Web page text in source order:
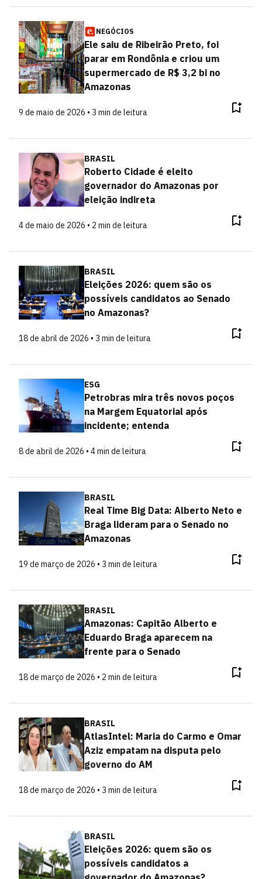
NEGÓCIOS
Ele saiu de Ribeirão Preto, foi
parar em Rondônia e criou um
supermercado de R$ 3,2 bi no
Amazonas
9 de maio de 2026 • 3 min de leitura
BRASIL
Roberto Cidade é eleito
governador do Amazonas por
eleição indireta
4 de maio de 2026 • 2 min de leitura
BRASIL
Eleições 2026: quem são os
possíveis candidatos ao Senado
no Amazonas?
18 de abril de 2026 • 3 min de leitura
ESG
Petrobras mira três novos poços
na Margem Equatorial após
incidente; entenda
8 de abril de 2026 • 4 min de leitura
BRASIL
Real Time Big Data: Alberto Neto e
Braga lideram para o Senado no
Amazonas
19 de março de 2026 • 3 min de leitura
BRASIL
Amazonas: Capitão Alberto e
Eduardo Braga aparecem na
frente para o Senado
18 de março de 2026 • 2 min de leitura
BRASIL
AtlasIntel: Maria do Carmo e Omar
Aziz empatam na disputa pelo
governo do AM
18 de março de 2026 • 3 min de leitura
BRASIL
Eleições 2026: quem são os
possíveis candidatos a